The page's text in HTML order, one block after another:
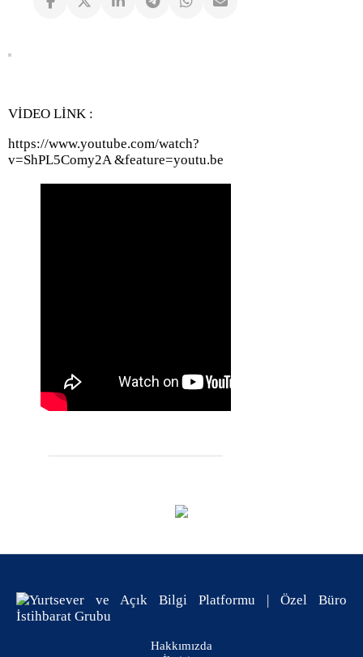
VİDEO LİNK :
https://www.youtube.com/watch?
v=ShPL5Comy2A &feature=youtu.be
Hakkımızda